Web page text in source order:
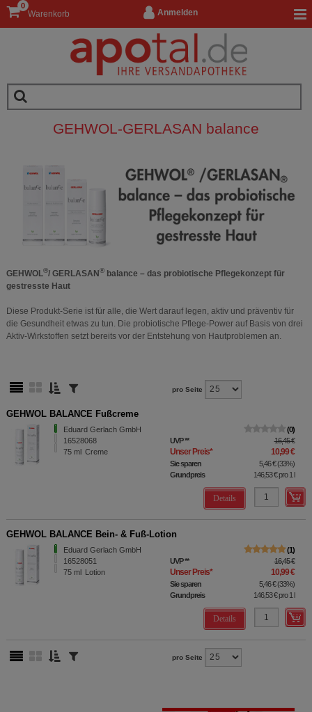
Anmelden
Warenkorb
0
GEHWOL-GERLASAN balance
GEHWOL®/ GERLASAN®balance – das probiotische Pflegekonzept für
gestresste Haut
Diese Produkt-Serie ist für alle, die Wert darauf legen, aktiv und präventiv für
die Gesundheit etwas zu tun. Die probiotische Pflege-Power auf Basis von drei
Aktiv-Wirkstoffen setzt bereits vor der Entstehung von Hautproblemen an.
pro Seite
GEHWOL BALANCE Fußcreme
Eduard Gerlach GmbH
16528068
75 ml Creme
0
UVP** 16,45 €
Unser Preis* 10,99 €
Sie sparen 5,46 €(33%)
Grundpreis
146,53 €pro 1 l
Details
GEHWOL BALANCE Bein- & Fuß-Lotion
Eduard Gerlach GmbH
16528051
75 ml Lotion
1
UVP** 16,45 €
Unser Preis* 10,99 €
Sie sparen 5,46 €(33%)
Grundpreis
146,53 €pro 1 l
Details
pro Seite